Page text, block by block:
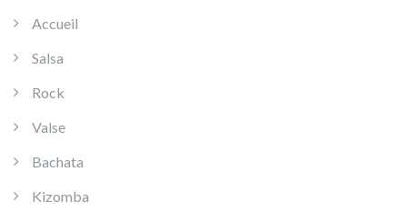
Accueil
Salsa
Rock
Valse
Bachata
Kizomba